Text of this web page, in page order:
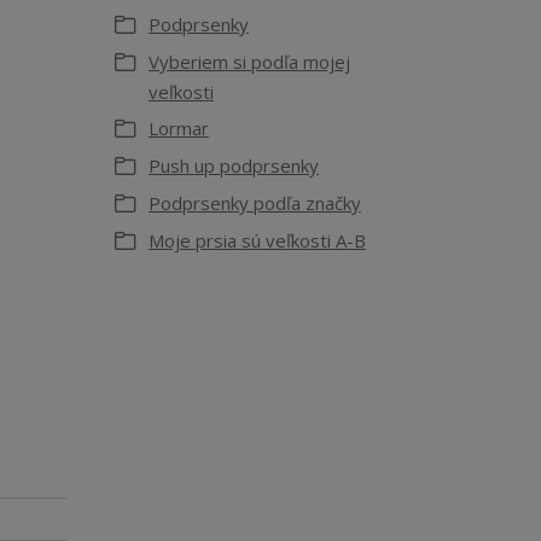
Podprsenky
Vyberiem si podľa mojej
veľkosti
Lormar
Push up podprsenky
Podprsenky podľa značky
Moje prsia sú veľkosti A-B